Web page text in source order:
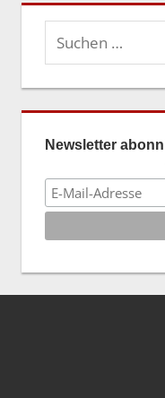
Suchen
nach:
Newsletter